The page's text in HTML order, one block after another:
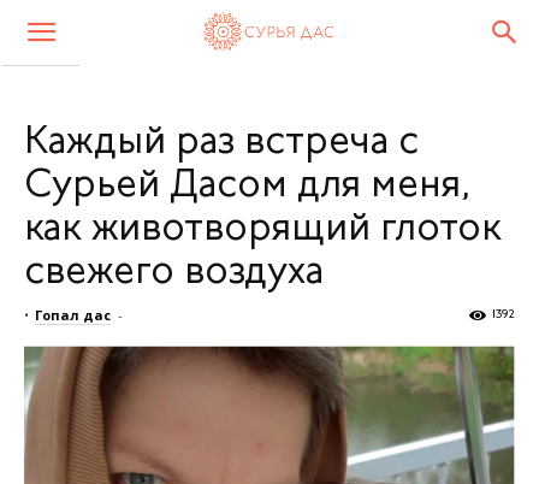
Каждый раз встреча с
Сурьей Дасом для меня,
как животворящий глоток
свежего воздуха
• Гопал дас - 1392